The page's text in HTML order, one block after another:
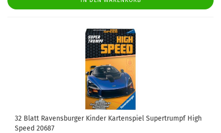
32 Blatt Ravensburger Kinder Kartenspiel Supertrumpf High
Speed 20687